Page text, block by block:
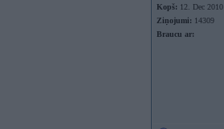
Kopš: 12. Dec 2010
Ziņojumi: 14309
Braucu ar: